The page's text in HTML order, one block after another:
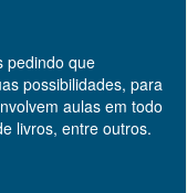
pedindo que
possibilidades, para
aulas em todo
livros, entre outros.